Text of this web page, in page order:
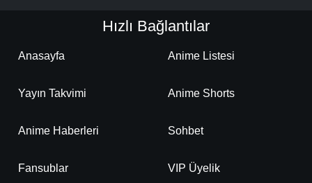
Hızlı Bağlantılar
Anasayfa Anime Listesi
Yayın Takvimi Anime Shorts
Anime Haberleri Sohbet
Fansublar VIP Üyelik